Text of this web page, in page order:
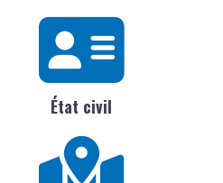
État civil